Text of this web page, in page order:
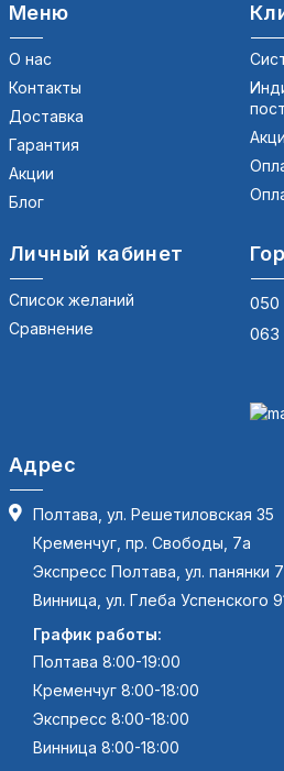
Меню
О нас
Контакты
Доставка
Гарантия
Акции
Блог
Личный кабинет
Список желаний
Сравнение
063
Адрес
Полтава, ул. Решетиловская 35
Кременчуг, пр. Свободы, 7а
Экспресс Полтава, ул. панянки
Винница, ул. Глеба Успенского
График работы:
Полтава 8:00-19:00
Кременчуг 8:00-18:00
Экспресс 8:00-18:00
Винница 8:00-18:00